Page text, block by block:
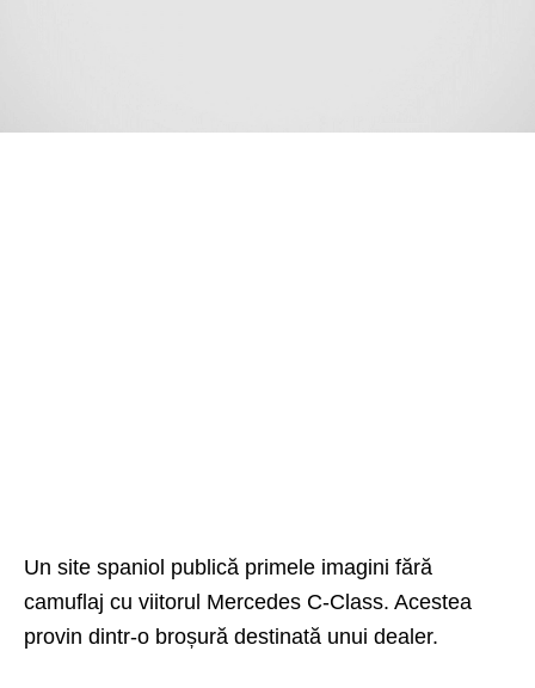
Un site spaniol publică primele imagini fără
camuflaj cu viitorul Mercedes C-Class. Acestea
provin dintr-o broșură destinată unui dealer.